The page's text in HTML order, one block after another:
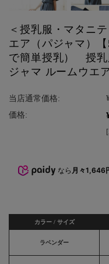
＜授乳服・マタニ
エア（パジャマ）
で簡単授乳） 授乳
ジャマ ルームウエ
当店通常価格:
価格:
なら 月々1,646
カラー / サイズ
ラベンダー